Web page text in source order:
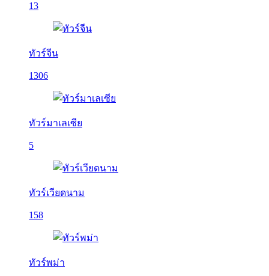
13
ทัวร์จีน
1306
ทัวร์มาเลเซีย
5
ทัวร์เวียดนาม
158
ทัวร์พม่า